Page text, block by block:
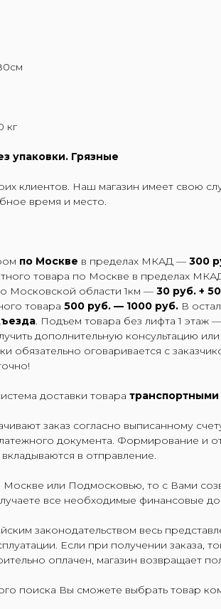
кг
упаковки. Грязные
клиентов. Наш магазин имеет свою
время и место.
по Москве в пределах МКАД — 300
товара по Москве в пределах
Московской области 1км — 30 руб. +
товара 500 руб. — 1000 руб. В
. Подъем товара без лифта 1 этаж —
дополнительную консультацию
обязательно оговаривается с
доставки товара
заказ согласно выписанному
документа. Формирование и
в отправление.
Москве или Подмосковью, то с Вами
все необходимые финансовые
законодательством весь
Если при получении заказа,
оплачен, магазин возвращает
поиска Вы сможете выбрать товар